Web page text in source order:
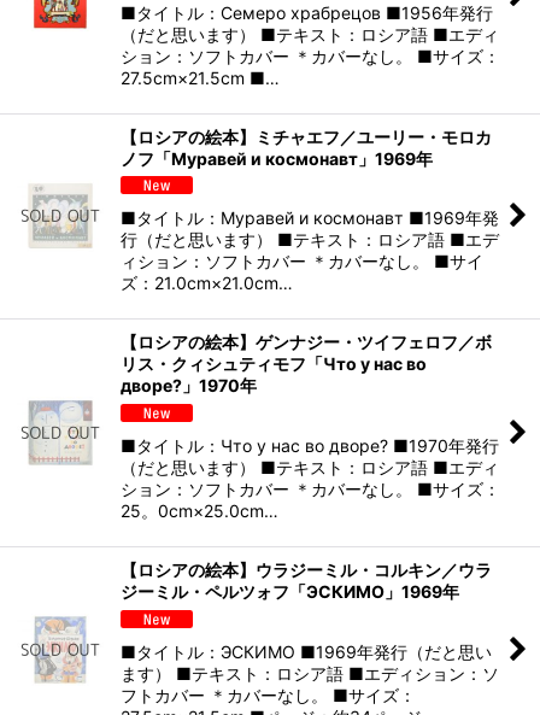
■タイトル：Семеро храбрецов ■1956年発行
（だと思います） ■テキスト：ロシア語 ■エディ
ション：ソフトカバー ＊カバーなし。 ■サイズ：
27.5cm×21.5cm ■…
【ロシアの絵本】ミチャエフ／ユーリー・モロカ
ノフ「Муравей и космонавт」1969年
■タイトル：Муравей и космонавт ■1969年発
行（だと思います） ■テキスト：ロシア語 ■エデ
ィション：ソフトカバー ＊カバーなし。 ■サイ
ズ：21.0cm×21.0cm…
【ロシアの絵本】ゲンナジー・ツイフェロフ／ボ
リス・クィシュティモフ「Что у нас во
дворе?」1970年
■タイトル：Что у нас во дворе? ■1970年発行
（だと思います） ■テキスト：ロシア語 ■エディ
ション：ソフトカバー ＊カバーなし。 ■サイズ：
25。0cm×25.0cm…
【ロシアの絵本】ウラジーミル・コルキン／ウラ
ジーミル・ペルツォフ「ЭСКИМО」1969年
■タイトル：ЭСКИМО ■1969年発行（だと思い
ます） ■テキスト：ロシア語 ■エディション：ソ
フトカバー ＊カバーなし。 ■サイズ：